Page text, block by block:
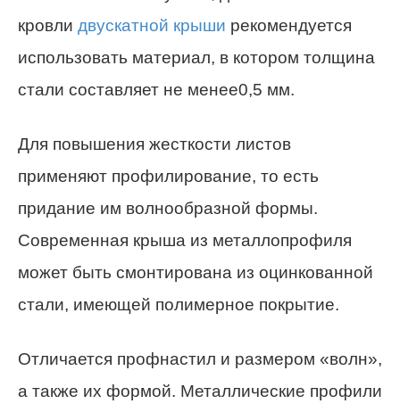
кровли двускатной крыши рекомендуется
использовать материал, в котором толщина
стали составляет не менее0,5 мм.
Для повышения жесткости листов
применяют профилирование, то есть
придание им волнообразной формы.
Современная крыша из металлопрофиля
может быть смонтирована из оцинкованной
стали, имеющей полимерное покрытие.
Отличается профнастил и размером «волн»,
а также их формой. Металлические профили